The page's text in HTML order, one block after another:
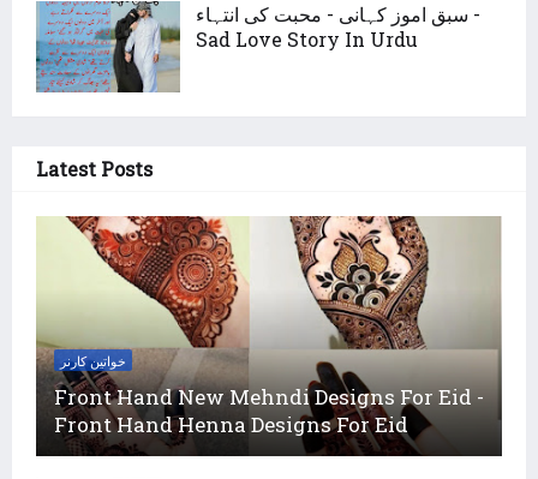
سبق اموز کہانی - محبت کی انتہاء -
Sad Love Story In Urdu
Latest Posts
خواتین کارنر
Front Hand New Mehndi Designs For Eid -
Front Hand Henna Designs For Eid